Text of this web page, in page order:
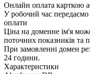
Онлайн оплата карткою
У робочий час
оплати
Ціна на доменне ім'я
поточних показників та
При замовленні домен
24 години.
Характеристики